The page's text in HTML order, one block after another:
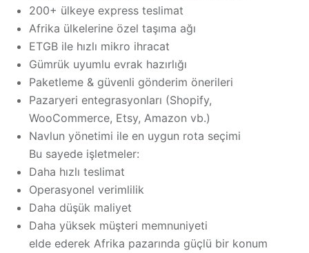
200+ ülkeye express teslimat
Afrika ülkelerine özel taşıma ağı
ETGB ile hızlı mikro ihracat
Gümrük uyumlu evrak hazırlığı
Paketleme & güvenli gönderim önerileri
Pazaryeri entegrasyonları (Shopify,
WooCommerce, Etsy, Amazon vb.)
Navlun yönetimi ile en uygun rota seçimi
Bu sayede işletmeler:
Daha hızlı teslimat
Operasyonel verimlilik
Daha düşük maliyet
Daha yüksek müşteri memnuniyeti
elde ederek Afrika pazarında güçlü bir konum